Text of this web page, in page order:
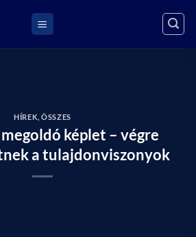
HÍREK ,ÖSSZES
képlet – végre
a tulajdonviszonyok